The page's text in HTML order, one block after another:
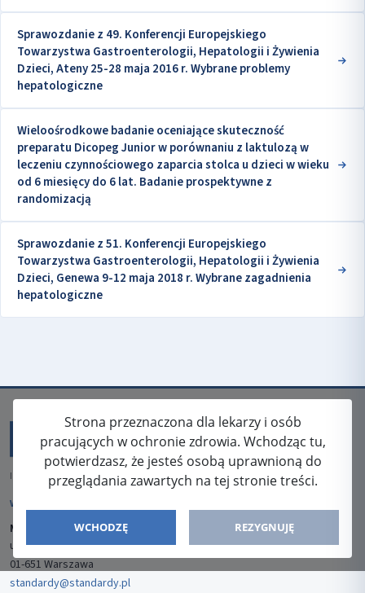
Sprawozdanie z 49. Konferencji Europejskiego
Towarzystwa Gastroenterologii, Hepatologii i Żywienia
Dzieci, Ateny 25-28 maja 2016 r. Wybrane problemy
hepatologiczne
Wieloośrodkowe badanie oceniające skuteczność
preparatu Dicopeg Junior w porównaniu z laktulozą w
leczeniu czynnościowego zaparcia stolca u dzieci w wieku
od 6 miesięcy do 6 lat. Badanie prospektywne z
randomizacją
Sprawozdanie z 51. Konferencji Europejskiego
Towarzystwa Gastroenterologii, Hepatologii i Żywienia
Dzieci, Genewa 9-12 maja 2018 r. Wybrane zagadnienia
hepatologiczne
Strona przeznaczona dla lekarzy i osób
pracujących w ochronie zdrowia. Wchodząc tu,
potwierdzasz, że jesteś osobą uprawnioną do
przeglądania zawartych na tej stronie treści.
WCHODZĘ REZYGNUJĘ
ISSN: 2080-5438
WYDAWCA
Media-Press Sp. z o.o.
ul. Gwiaździsta 7B/8
01-651 Warszawa
standardy@standardy.pl